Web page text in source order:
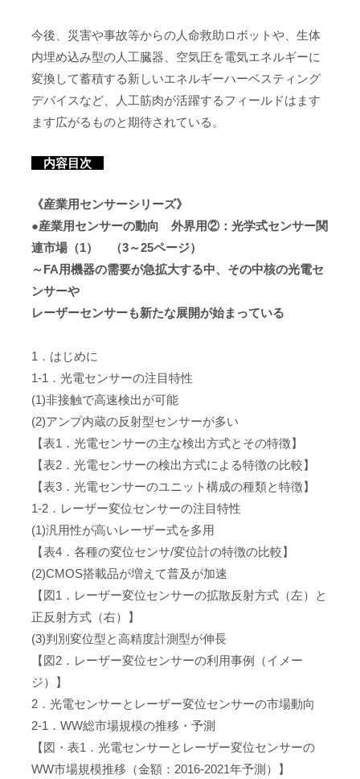
今後、災害や事故等からの人命救助ロボットや、生体
内埋め込み型の人工臓器、空気圧を電気エネルギーに
変換して蓄積する新しいエネルギーハーベスティング
デバイスなど、人工筋肉が活躍するフィールドはます
ます広がるものと期待されている。
内容目次
《産業用センサーシリーズ》
●産業用センサーの動向 外界用②：光学式センサー関
連市場（1） （3～25ページ）
～FA用機器の需要が急拡大する中、その中核の光電セ
ンサーや
レーザーセンサーも新たな展開が始まっている
1．はじめに
1-1．光電センサーの注目特性
(1)非接触で高速検出が可能
(2)アンプ内蔵の反射型センサーが多い
【表1．光電センサーの主な検出方式とその特徴】
【表2．光電センサーの検出方式による特徴の比較】
【表3．光電センサーのユニット構成の種類と特徴】
1-2．レーザー変位センサーの注目特性
(1)汎用性が高いレーザー式を多用
【表4．各種の変位センサ/変位計の特徴の比較】
(2)CMOS搭載品が増えて普及が加速
【図1．レーザー変位センサーの拡散反射方式（左）と
正反射方式（右）】
(3)判別変位型と高精度計測型が伸長
【図2．レーザー変位センサーの利用事例（イメー
ジ）】
2．光電センサーとレーザー変位センサーの市場動向
2-1．WW総市場規模の推移・予測
【図・表1．光電センサーとレーザー変位センサーの
WW市場規模推移（金額：2016-2021年予測）】